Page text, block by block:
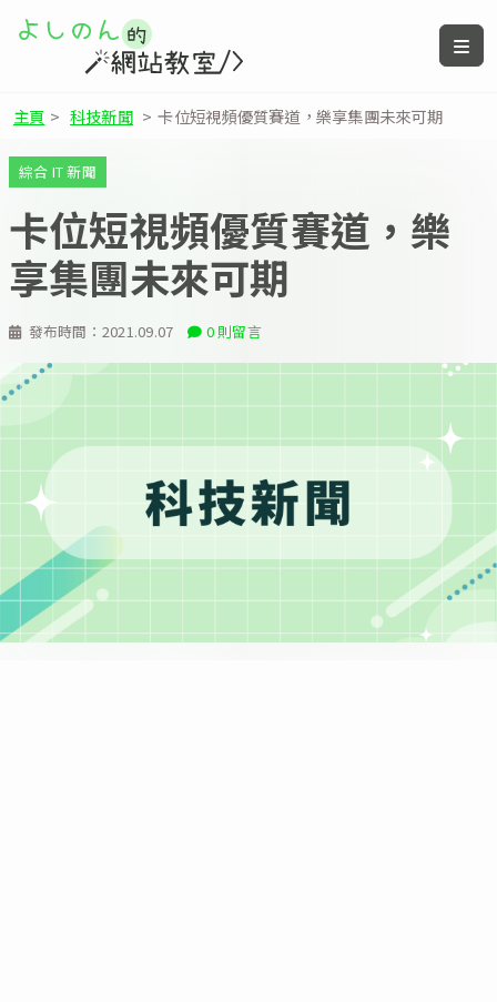
主頁 > 科技新聞 > 卡位短視頻優質賽道，樂享集團未來可期
發布時間： 2021.09.07 0 則留言
綜合 IT 新聞
卡位短視頻優質賽道，樂
享集團未來可期